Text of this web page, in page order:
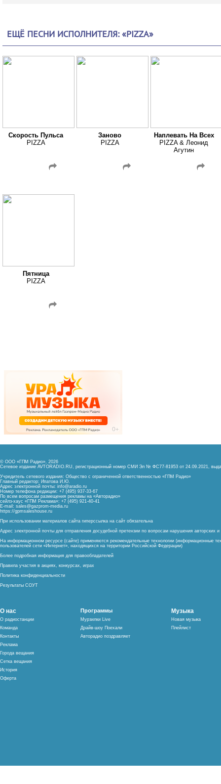
ЕЩЁ ПЕСНИ ИСПОЛНИТЕЛЯ: «PIZZA»
Скорость Пульса
PIZZA
Заново
PIZZA
Наплевать На Всех
PIZZA & Леонид
Агутин
Пятница
PIZZA
© ООО «ГПМ Радио», 2026
Сетевое издание AVTORADIO.RU, регистрационный номер СМИ Эл № ФС77-81953 от 24.09.2021,
Учредитель сетевого издания: Общество с ограниченной ответственностью «ГПМ Радио»
Главный редактор: Ипатова И.Ю.
Адрес электронной почты: info@aradio.ru
Номер телефона редакции: +7 (495) 937-33-67
По всем вопросам размещения рекламы на «Авторадио»
сейлз-хаус «ГПМ Реклама»: +7 (495) 921-40-41
E-mail: sales@gazprom-media.ru
https://gpmsaleshouse.ru
При использовании материалов сайта гиперссылка на сайт обязательна
Адрес электронной почты для отправления досудебной претензии по вопросам нарушения авторских
На информационном ресурсе (сайте) применяются рекомендательные технологии (информационные
пользователей сети «Интернет», находящихся на территории Российской Федерации)
Более подробная информация для правообладателей
Правила участия в акциях, конкурсах, играх
Политика конфиденциальности
Результаты СОУТ
О нас
О радиостанции
Команда
Контакты
Реклама
Города вещания
Сетка вещания
История
Оферта
Программы
Мурзилки Live
Драйв-шоу Поехали
Авторадио поздравляет
Музыка
Новая музыка
Плейлист